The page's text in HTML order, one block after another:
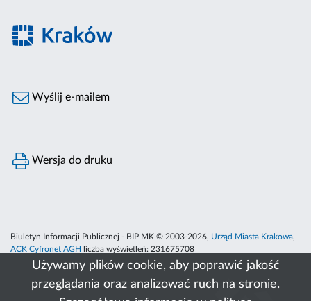
Używamy plików cookie, aby poprawić jakość
przeglądania oraz analizować ruch na stronie.
Wyślij e-mailem
Wersja do druku
Biuletyn Informacji Publicznej - BIP MK © 2003-2026, Urząd Miasta Krakowa,
ACK Cyfronet AGH
liczba wyświetleń: 231675708